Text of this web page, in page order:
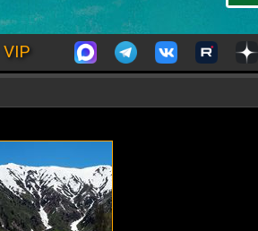
VIP